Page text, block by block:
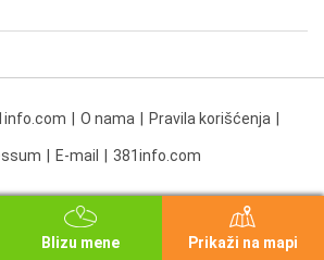
O nama Pravila korišćenja
E-mail 381info.com
Blizu mene Prikaži na mapi